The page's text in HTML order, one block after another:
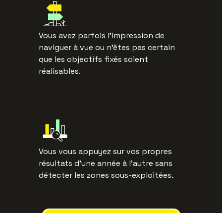
Vous avez parfois l’impression de
naviguer à vue ou n’êtes pas certain
que les objectifs fixés soient
réalisables.
Vous vous appuyez sur vos propres
résultats d’une année à l’autre sans
détecter les zones sous-exploitées.